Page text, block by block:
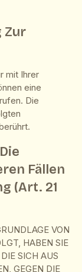
Zur
mit Ihrer
eine
Die
Fällen
(Art. 21
VON
HABEN SIE
SICH AUS
GEGEN DIE